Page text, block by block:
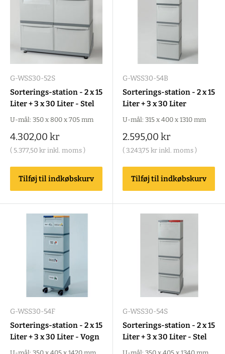
G-WSS30-52S
Sorterings-station - 2 x 15
Liter + 3 x 30 Liter - Stel
U-mål: 350 x 800 x 705 mm
Salgspris
4.302,00 kr
( 5.377,50 kr inkl. moms )
Tilføj til indkøbskurv
G-WSS30-54B
Sorterings-station - 2 x 15
Liter + 3 x 30 Liter
U-mål: 315 x 400 x 1310 mm
Salgspris
2.595,00 kr
( 3.243,75 kr inkl. moms )
Tilføj til indkøbskurv
G-WSS30-54F
Sorterings-station - 2 x 15
Liter + 3 x 30 Liter - Vogn
G-WSS30-54S
Sorterings-station - 2 x 15
Liter + 3 x 30 Liter - Stel